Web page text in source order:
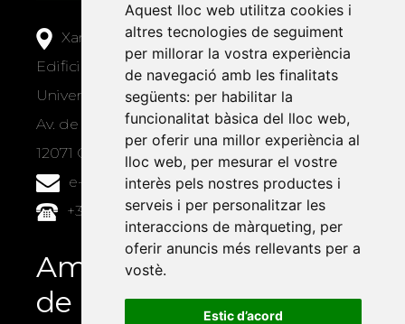
Aquest lloc web utilitza cookies i
altres tecnologies de seguiment
per millorar la vostra experiència
de navegació amb les finalitats
següents: per habilitar la
funcionalitat bàsica del lloc web,
per oferir una millor experiència al
lloc web, per mesurar el vostre
interès pels nostres productes i
serveis i per personalitzar les
interaccions de màrqueting, per
oferir anuncis més rellevants per a
vostè.
Estic d’acord
Xarxa Vives d'Universitats
Edifici Àgora
Universitat Jaume I, local 10
Av. de Vicent Sos Baynat, s/n
12071 Castelló de la Plana
e-buc@vives.org
+34 964 72 89 93
Amb el suport
de